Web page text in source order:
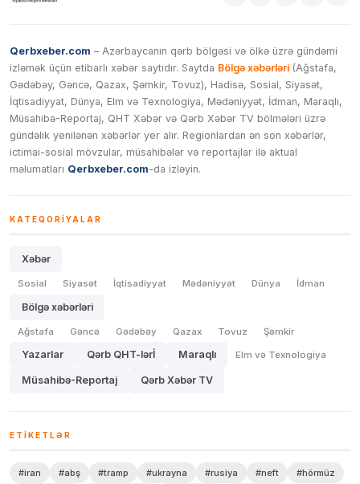
Qerbxeber.com – Azərbaycanın qərb bölgəsi və ölkə üzrə gündəmi
izləmək üçün etibarlı xəbər saytıdır. Saytda Bölgə xəbərləri (Ağstafa,
Gədəbəy, Gəncə, Qazax, Şəmkir, Tovuz), Hadisə, Sosial, Siyasət,
İqtisadiyyat, Dünya, Elm və Texnologiya, Mədəniyyət, İdman, Maraqlı,
Müsahibə-Reportaj, QHT Xəbər və Qərb Xəbər TV bölmələri üzrə
gündəlik yenilənən xəbərlər yer alır. Regionlardan ən son xəbərlər,
ictimai-sosial mövzular, müsahibələr və reportajlar ilə aktual
məlumatları Qerbxeber.com-da izləyin.
KATEQORIYALAR
Xəbər
Sosial Siyasət İqtisadiyyat Mədəniyyət Dünya İdman
Bölgə xəbərləri
Ağstafa Gəncə Gədəbəy Qazax Tovuz Şəmkir
Yazarlar Qərb QHT-lərİ Maraqlı Elm və Texnologiya
Müsahibə-Reportaj Qərb Xəbər TV
ETIKETLƏR
#iran #abş #tramp #ukrayna #rusiya #neft #hörmüz